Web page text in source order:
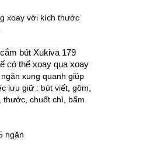
xoay với kích thước
bút Xukiva 179
có thể xoay qua xoay
xung quanh giúp
lưu giữ : bút viết, gôm,
thước, chuốt chì, bấm
ngăn